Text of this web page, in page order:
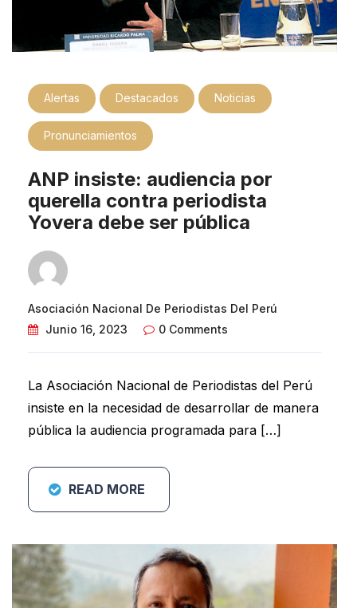
Alertas Destacados Noticias
Pronunciamientos
ANP insiste: audiencia por
querella contra periodista
Yovera debe ser pública
Asociación Nacional De Periodistas Del Perú
Junio 16, 2023
0 Comments
La Asociación Nacional de Periodistas del Perú
insiste en la necesidad de desarrollar de manera
pública la audiencia programada para […]
READ MORE